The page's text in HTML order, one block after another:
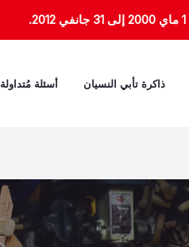
ذاكرة تأبي النسيان أسئلة مُتداولة